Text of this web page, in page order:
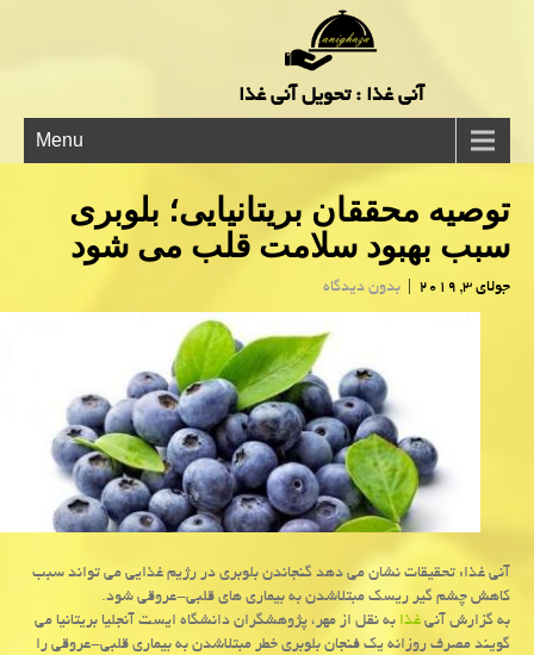
آنی غذا : تحویل آنی غذا
Menu
توصیه محققان بریتانیایی؛ بلوبری
سبب بهبود سلامت قلب می شود
جولای 3, 2019 | بدون دیدگاه
آنی غذا: تحقیقات نشان می دهد گنجاندن بلوبری در رژیم غذایی می تواند سبب
كاهش چشم گیر ریسك مبتلاشدن به بیماری های قلبی-عروقی شود.
به گزارش آنیغذابه نقل از مهر، پژوهشگران دانشگاه ایست آنجلیا بریتانیا می
گویند مصرف روزانه یك فنجان بلوبری خطر مبتلاشدن به بیماری قلبی-عروقی را